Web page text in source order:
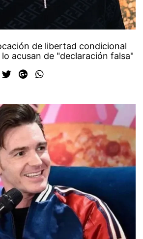
de libertad condicional
acusan de "declaración falsa"